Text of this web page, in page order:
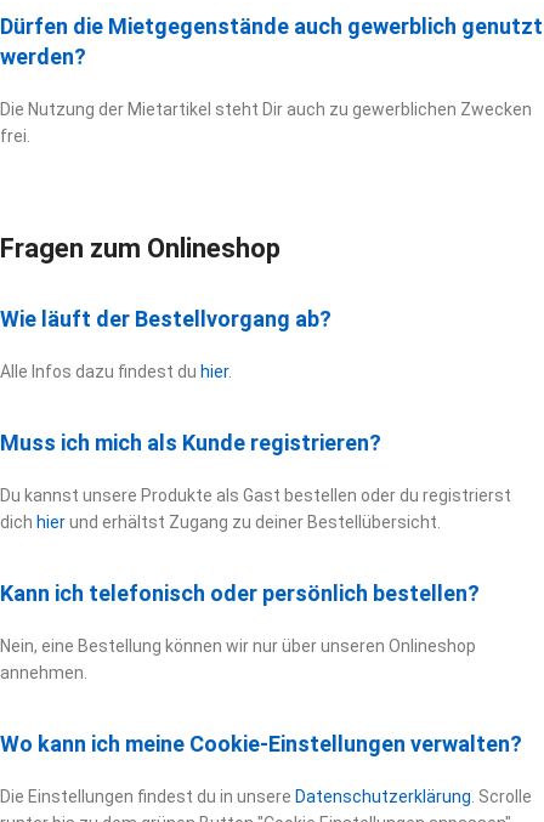
Dürfen die Mietgegenstände auch gewerblich genutzt
werden?
Die Nutzung der Mietartikel steht Dir auch zu gewerblichen Zwecken
frei.
Fragen zum Onlineshop
Wie läuft der Bestellvorgang ab?
Alle Infos dazu findest du hier.
Muss ich mich als Kunde registrieren?
Du kannst unsere Produkte als Gast bestellen oder du registrierst
dich hierund erhältst Zugang zu deiner Bestellübersicht.
Kann ich telefonisch oder persönlich bestellen?
Nein, eine Bestellung können wir nur über unseren Onlineshop
annehmen.
Wo kann ich meine Cookie-Einstellungen verwalten?
Die Einstellungen findest du in unsere Datenschutzerklärung. Scrolle